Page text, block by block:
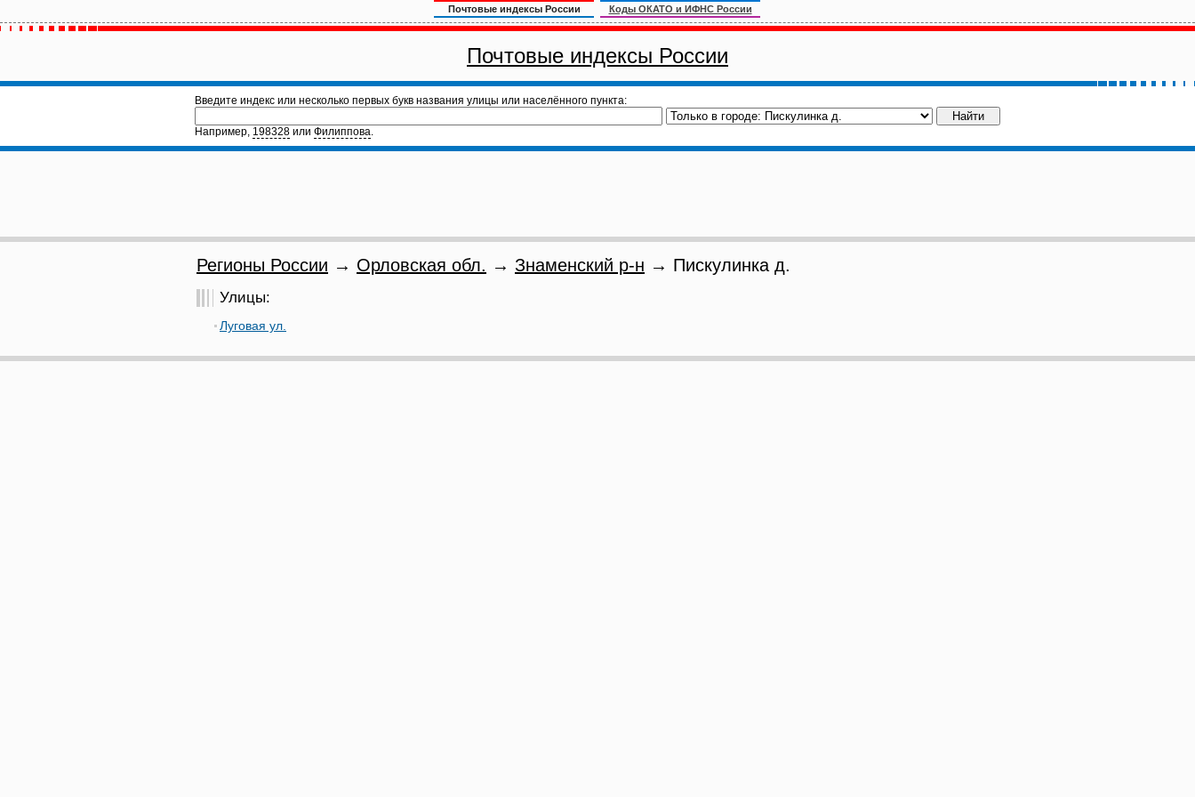
Почтовые индексы России Коды ОКАТО и ИФНС России
Почтовые индексы России
Введите индекс или несколько первых букв названия улицы или населённого пункта:
Например, 198328 или Филиппова.
Регионы России → Орловская обл. → Знаменский р-н → Пискулинка д.
Улицы:
Луговая ул.